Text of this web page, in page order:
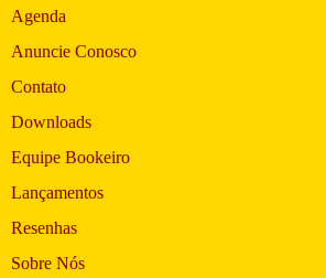
Agenda
Anuncie Conosco
Contato
Downloads
Equipe Bookeiro
Lançamentos
Resenhas
Sobre Nós